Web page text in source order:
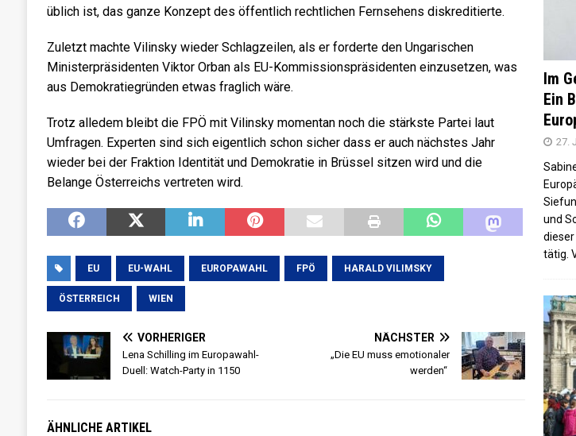
üblich ist, das ganze Konzept des öffentlich rechtlichen Fernsehens diskreditierte.
Zuletzt machte Vilinsky wieder Schlagzeilen, als er forderte den Ungarischen
Ministerpräsidenten Viktor Orban als EU-Kommissionspräsidenten einzusetzen, was
aus Demokratiegründen etwas fraglich wäre.
Trotz alledem bleibt die FPÖ mit Vilinsky momentan noch die stärkste Partei laut
Umfragen. Experten sind sich eigentlich schon sicher dass er auch nächstes Jahr
wieder bei der Fraktion Identität und Demokratie in Brüssel sitzen wird und die
Belange Österreichs vertreten wird.
EU EU-WAHL EUROPAWAHL FPÖ HARALD VILIMSKY
ÖSTERREICH WIEN
VORHERIGER
Lena Schilling im Europawahl-
Duell: Watch-Party in 1150
NÄCHSTER
„Die EU muss emotionaler
werden“
ÄHNLICHE ARTIKEL
Im
Ein
27.
und
dieser
tätig.